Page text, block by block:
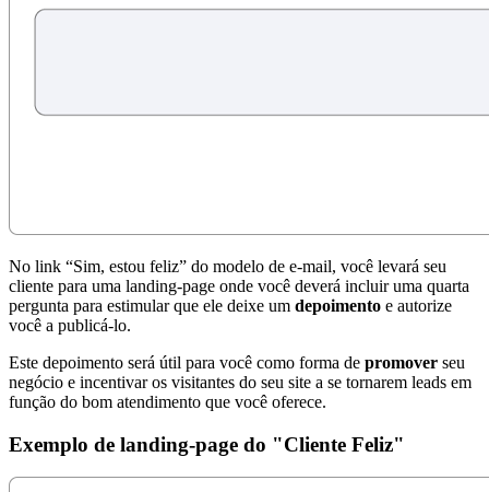
No link “Sim, estou feliz” do modelo de e-mail, você levará seu
cliente para uma landing-page onde você deverá incluir uma quarta
pergunta para estimular que ele deixe um depoimento e autorize
você a publicá-lo.
Este depoimento será útil para você como forma de promover seu
negócio e incentivar os visitantes do seu site a se tornarem leads em
função do bom atendimento que você oferece.
Exemplo de landing-page do "Cliente Feliz"